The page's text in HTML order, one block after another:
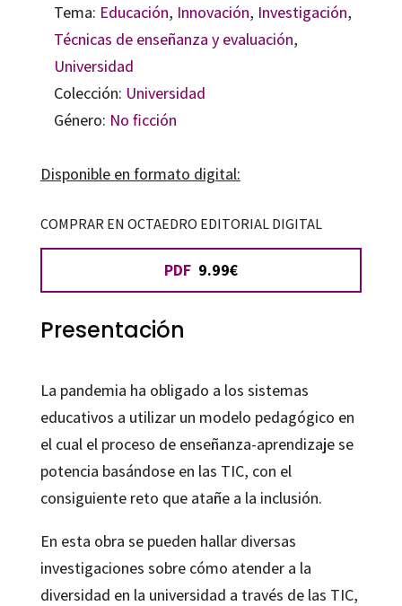
Tema: Educación, Innovación, Investigación,
Técnicas de enseñanza y evaluación,
Universidad
Colección: Universidad
Género: No ficción
Disponible en formato digital:
COMPRAR EN OCTAEDRO EDITORIAL DIGITAL
PDF 9.99€
Presentación
La pandemia ha obligado a los sistemas
educativos a utilizar un modelo pedagógico en
el cual el proceso de enseñanza-aprendizaje se
potencia basándose en las TIC, con el
consiguiente reto que atañe a la inclusión.
En esta obra se pueden hallar diversas
investigaciones sobre cómo atender a la
diversidad en la universidad a través de las TIC,